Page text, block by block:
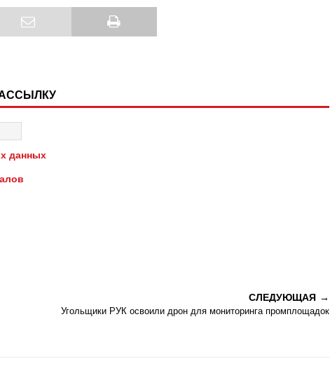
данных
СЛЕДУЮЩАЯ
Угольщики РУК освоили дрон для мониторинга промплощадок